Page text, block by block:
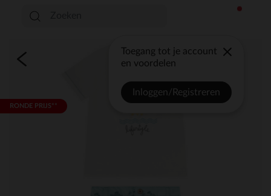
Toegang tot je account
en voordelen
Inloggen/Registreren
RONDE PRIJS**